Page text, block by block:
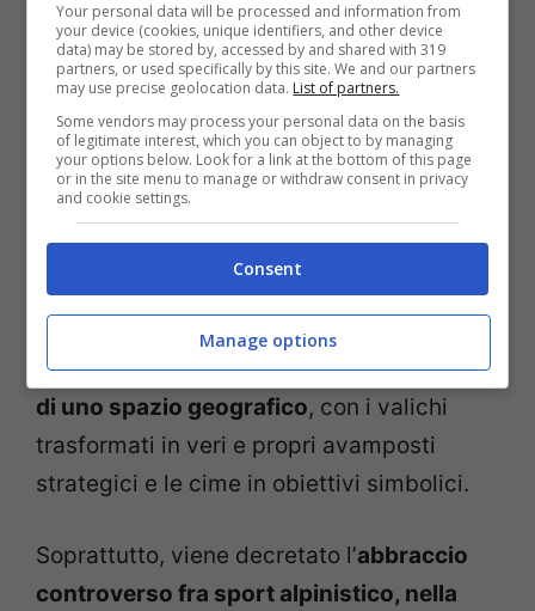
d’altezza.
Militarizzare le montagne
La Guerra bianca non rappresenta solo un
formidabile assalto di massa all’ambiente
alpino, avendo educato un’intera
generazione di arruolati, loro malgrado,
alle tecniche di scalata. È anche un caso
particolare ed estremo dimilitarizzazione
di uno spazio geografico, con i valichi
trasformati in veri e propri avamposti
strategici e le cime in obiettivi simbolici.
Soprattutto, viene decretato l’abbraccio
controverso fra sport alpinistico, nella
Your personal data will be processed and information from
your device (cookies, unique identifiers, and other device
data) may be stored by, accessed by and shared with 319
partners, or used specifically by this site. We and our partners
may use precise geolocation data. List of partners.
Some vendors may process your personal data on the basis
of legitimate interest, which you can object to by managing
your options below. Look for a link at the bottom of this page
or in the site menu to manage or withdraw consent in privacy
and cookie settings.
Consent
Manage options